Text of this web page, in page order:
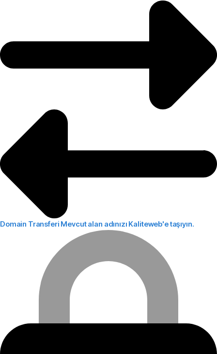
Domain Transferi Mevcut alan adınızı Kaliteweb'e taşıyın.